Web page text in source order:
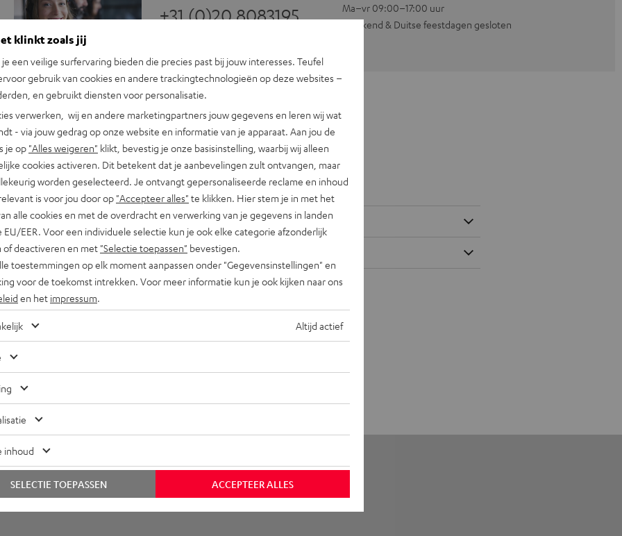
+31 (0)20 8083195
Ma–vr 09:00–17:00 uur
Weekend & Duitse feestdagen gesloten
3,5 mm‑jack 1,5 m
klinkt zoals jij
je een veilige surfervaring bieden die precies past bij jouw interesses. Teufel
gebruik van cookies en andere trackingtechnologieën op deze websites –
en gebruikt diensten voor personalisatie.
verwerken, wij en andere marketingpartners jouw gegevens en leren wij wat
- via jouw gedrag op onze website en informatie van je apparaat. Aan jou de
je op "Alles weigeren" klikt, bevestig je onze basisinstelling, waarbij wij alleen
cookies activeren. Dit betekent dat je aanbevelingen zult ontvangen, maar
worden geselecteerd. Je ontvangt gepersonaliseerde reclame en inhoud
is voor jou door op "Accepteer alles" te klikken. Hier stem je in met het
alle cookies en met de overdracht en verwerking van je gegevens in landen
EU/EER. Voor een individuele selectie kun je ook elke categorie afzonderlijk
of deactiveren en met "Selectie toepassen" bevestigen.
toestemmingen op elk moment aanpassen onder "Gegevensinstellingen" en
voor de toekomst intrekken. Voor meer informatie kun je ook kijken naar ons
en het impressum
Altijd actief
inhoud
ACCEPTEER ALLES
SELECTIE TOEPASSEN